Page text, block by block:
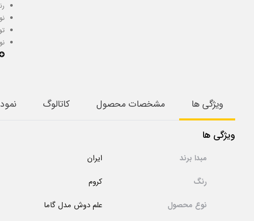
ویژگی ها مشخصات محصول کاتالوگ
ویژگی ها
مبدا برند
ایران
رنگ
کروم
نوع محصول
علم دوش مدل گاما